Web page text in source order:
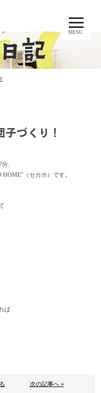
MENU
づくり！
、
（セカホ）です。
ば
次の記事へ »